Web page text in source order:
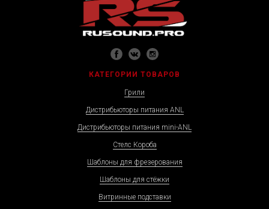
КАТЕГОРИИ ТОВАРОВ
Грили
Дистрибьюторы питания ANL
Дистрибьюторы питания mini-ANL
Стелс Короба
Шаблоны для фрезерования
Шаблоны для стёжки
Витринные подставки